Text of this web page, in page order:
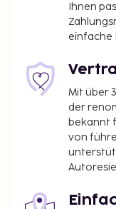
Ihnen
einfache
Mit über
der
bekannt
von